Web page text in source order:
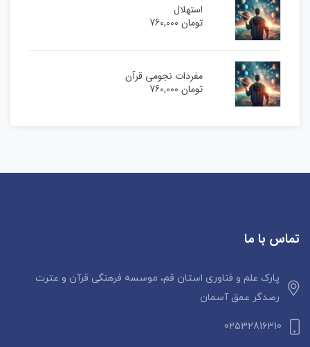
استهلال
تومان760,000
مفردات نجومی قرآن
تومان760,000
تماس با ما
پارک علم و فناوری استان قم، موسسه فرهنگی قرآن و عترت
رصدگر عمق آسمان
02532816310